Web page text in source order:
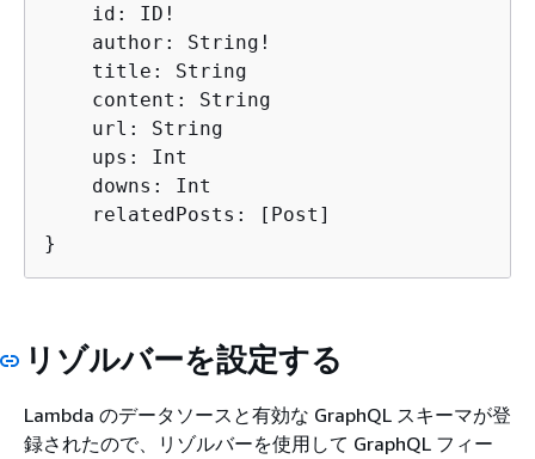
    id: ID!
    author: String!
    title: String
    content: String
    url: String
    ups: Int
    downs: Int
    relatedPosts: [Post]
}
リゾルバーを設定する
Lambda のデータソースと有効な GraphQL スキーマが登
録されたので、リゾルバーを使用して GraphQL フィー